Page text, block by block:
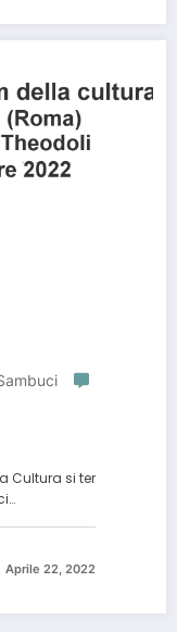
Cultura si ter
Aprile 22, 2022